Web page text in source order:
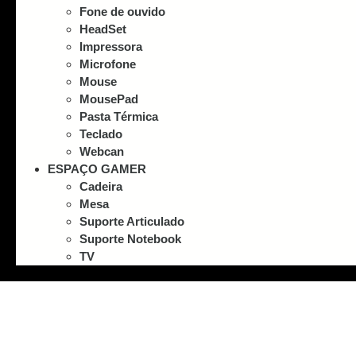
Fone de ouvido
HeadSet
Impressora
Microfone
Mouse
MousePad
Pasta Térmica
Teclado
Webcan
ESPAÇO GAMER
Cadeira
Mesa
Suporte Articulado
Suporte Notebook
TV